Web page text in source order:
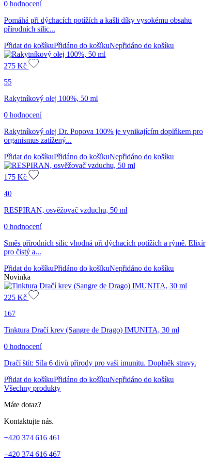
0 hodnocení
Pomáhá při dýchacích potížích a kašli díky vysokému obsahu
přírodních silic...
Přidat do košíkuPřidáno do košíkuNepřidáno do košíku
275 Kč
55
Rakytníkový olej 100%, 50 ml
0 hodnocení
Rakytníkový olej Dr. Popova 100% je vynikajícím doplňkem pro
organismus zatížený...
Přidat do košíkuPřidáno do košíkuNepřidáno do košíku
175 Kč
40
RESPIRAN, osvěžovač vzduchu, 50 ml
0 hodnocení
Směs přírodních silic vhodná při dýchacích potížích a rýmě. Elixír
pro čistý a...
Přidat do košíkuPřidáno do košíkuNepřidáno do košíku
Novinka
225 Kč
167
Tinktura Dračí krev (Sangre de Drago) IMUNITA, 30 ml
0 hodnocení
Dračí štít: Síla 6 divů přírody pro vaši imunitu. Doplněk stravy.
Přidat do košíkuPřidáno do košíkuNepřidáno do košíku
Všechny produkty
Máte dotaz?
Kontaktujte nás.
+420 374 616 461
+420 374 616 467